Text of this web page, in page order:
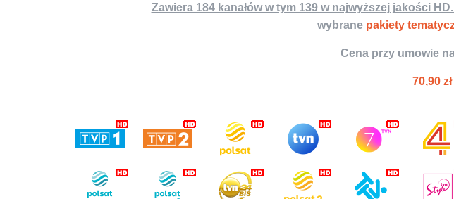
Zawiera 184 kanałów w tym 139 w najwyższej jakości
wybrane pakiety
Cena przy umowie
70,90 zł